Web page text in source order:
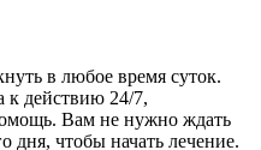
в любое время суток.
к действию 24/7,
Вам не нужно ждать
дня, чтобы начать лечение.